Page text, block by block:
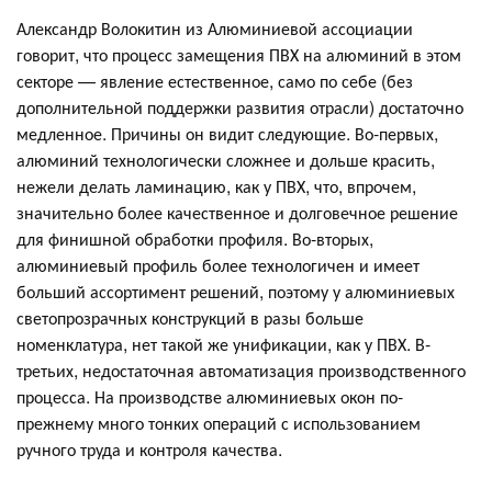
Александр Волокитин из Алюминиевой ассоциации
говорит, что процесс замещения ПВХ на алюминий в этом
секторе — явление естественное, само по себе (без
дополнительной поддержки развития отрасли) достаточно
медленное. Причины он видит следующие. Во-первых,
алюминий технологически сложнее и дольше красить,
нежели делать ламинацию, как у ПВХ, что, впрочем,
значительно более качественное и долговечное решение
для финишной обработки профиля. Во-вторых,
алюминиевый профиль более технологичен и имеет
больший ассортимент решений, поэтому у алюминиевых
светопрозрачных конструкций в разы больше
номенклатура, нет такой же унификации, как у ПВХ. В-
третьих, недостаточная автоматизация производственного
процесса. На производстве алюминиевых окон по-
прежнему много тонких операций с использованием
ручного труда и контроля качества.